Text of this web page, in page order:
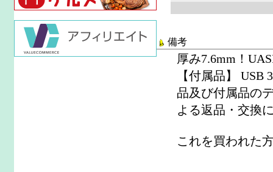
備考
厚み7.6mm！
【付属品】
品及び付属品の
よる返品・交換
これを買われた